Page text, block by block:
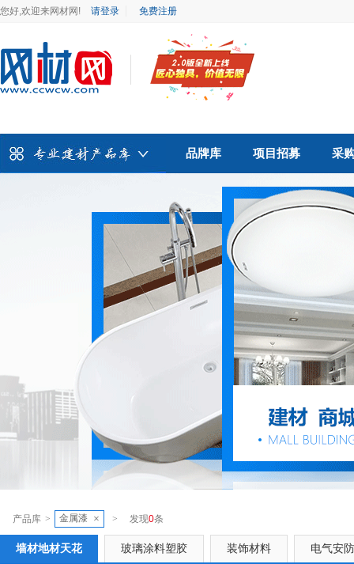
您好,欢迎来网材网! 请登录 免费注册
品牌库 项目招募 采
产品库 > 金属漆 × > 发现0条
墙材地材天花 玻璃涂料塑胶 装饰材料 电气安